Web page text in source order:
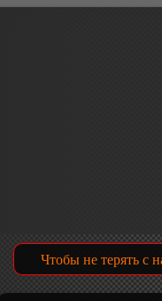
Чтобы не терять с